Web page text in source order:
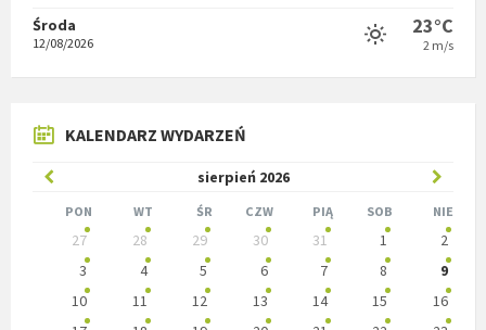
Środa
12/08/2026
23°C
2 m/s
KALENDARZ WYDARZEŃ
sierpień 2026
Poprzedni
miesiąc
PON WT ŚR CZW PIĄ SOB NIE
kalendarzowe
27 28 29 30 31 1
2
3
4 5 6 7 8
9
10
11 12 13 14 15
16